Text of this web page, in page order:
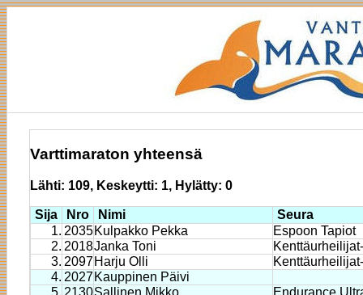
Varttimaraton yhteensä
Lähti: 109, Keskeytti: 1, Hylätty: 0
Sija Nro Nimi
Seura
1. 2035Kulpakko Pekka
Espoon Tapiot
2. 2018Janka Toni
3. 2097Harju Olli
4. 2027Kauppinen Päivi